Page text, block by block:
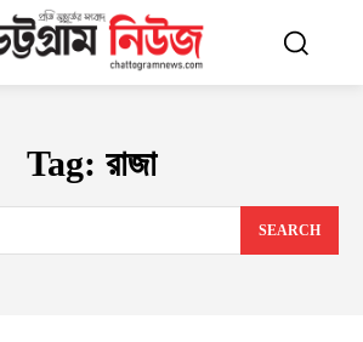
Tag: রাজা
SEARCH